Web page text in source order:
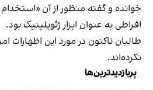
خوانده و گفته منظور از آن
افراطی به عنوان ابزار ژئوپلیتیک بود.
طالبان تاکنون در مورد این اظهارات
نکرده‌اند.
پربازدیدترین‌ها